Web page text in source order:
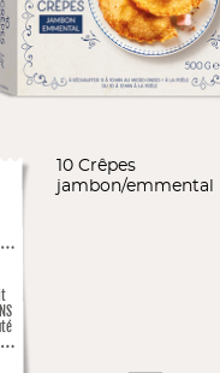
10 Crêpes
jambon/emmental